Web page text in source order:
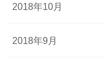
2018年10月
2018年9月